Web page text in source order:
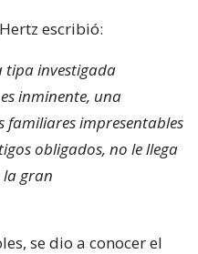
escribió:
tipa investigada
inminente, una
familiares impresentables
obligados, no le llega
la gran
se dio a conocer el